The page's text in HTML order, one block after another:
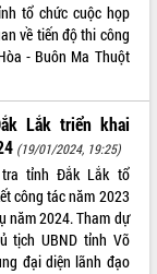
tổ chức cuộc họp
về tiến độ thi công
- Buôn Ma Thuột
Lắk triển khai
(19/01/2024, 19:25)
tra tỉnh Đắk Lắk tổ
công tác năm 2023
năm 2024. Tham dự
tịch UBND tỉnh Võ
đại diện lãnh đạo